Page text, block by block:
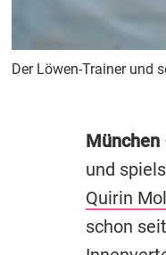
Der Löwen-Trainer und
München
und
Quirin
schon